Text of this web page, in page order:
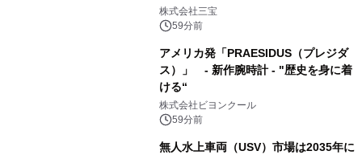
株式会社三宝
59分前
アメリカ発「PRAESIDUS（プレジダ
ス）」 - 新作腕時計 - "歴史を身に着
ける“
株式会社ビヨンクール
59分前
無人水上車両（USV）市場は2035年に